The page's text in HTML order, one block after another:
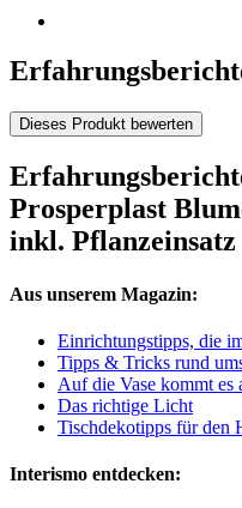
Dieses Produkt bewerten
Prosperplast
inkl.
Aus unserem Magazin:
Einrichtungstipps, die
Tipps & Tricks rund
Auf die Vase kommt
Das richtige Licht
Tischdekotipps für den
Interismo entdecken: